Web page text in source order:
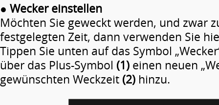
● Wecker einstellen
Möchten Sie geweckt werden, und zwar
festgelegten Zeit, dann verwenden Sie
Tippen Sie unten auf das Symbol
über das Plus-Symbol (1) einen neuen
gewünschten Weckzeit (2) hinzu.